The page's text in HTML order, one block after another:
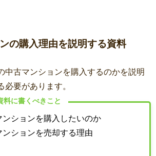
の購入理由を説明する資料
中古マンションを購入するのかを説明
必要があります。
料に書くべきこと
ンションを購入したいのか
ンションを売却する理由